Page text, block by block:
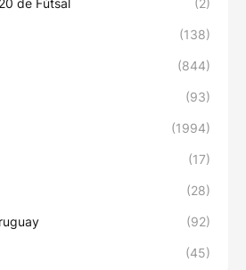
(138)
(844)
(93)
(1994)
(17)
(28)
(92)
(45)